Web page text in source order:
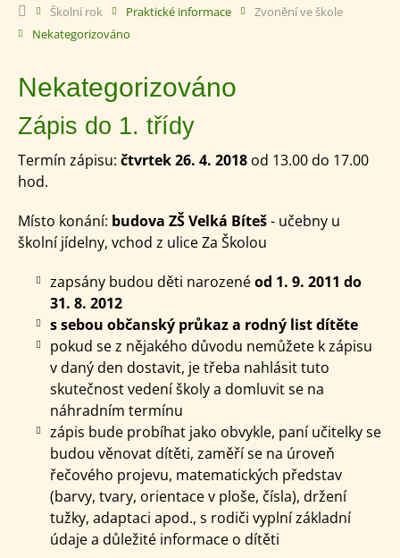
Školní rok Praktické informace
Zvonění ve škole
Nekategorizováno
Nekategorizováno
Zápis do 1. třídy
Termín zápisu: čtvrtek 26. 4. 2018 od 13.00 do 17.00
hod.
Místo konání: budova ZŠ Velká Bíteš- učebny u
školní jídelny, vchod z ulice Za Školou
zapsány budou děti narozenéod 1. 9. 2011 do
31. 8. 2012
s sebou občanský průkaz a rodný list dítěte
pokud se z nějakého důvodu nemůžete k zápisu
v daný den dostavit, je třeba nahlásit tuto
skutečnost vedení školy a domluvit se na
náhradním termínu
zápis bude probíhat jako obvykle, paní učitelky se
budou věnovat dítěti, zaměří se na úroveň
řečového projevu, matematických představ
(barvy, tvary, orientace v ploše, čísla), držení
tužky, adaptaci apod., s rodiči vyplní základní
údaje a důležité informace o dítěti